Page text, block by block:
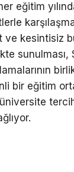
eğitim
karşılaşma
ve kesintisiz
bir eğitim
üniversite